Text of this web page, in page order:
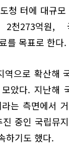
청 터에 대규
2천273억원,
를 목표로 한다.
으로 확산해
았다. 지난해
는 측면에서
중인 국립뮤
하기도 했다.